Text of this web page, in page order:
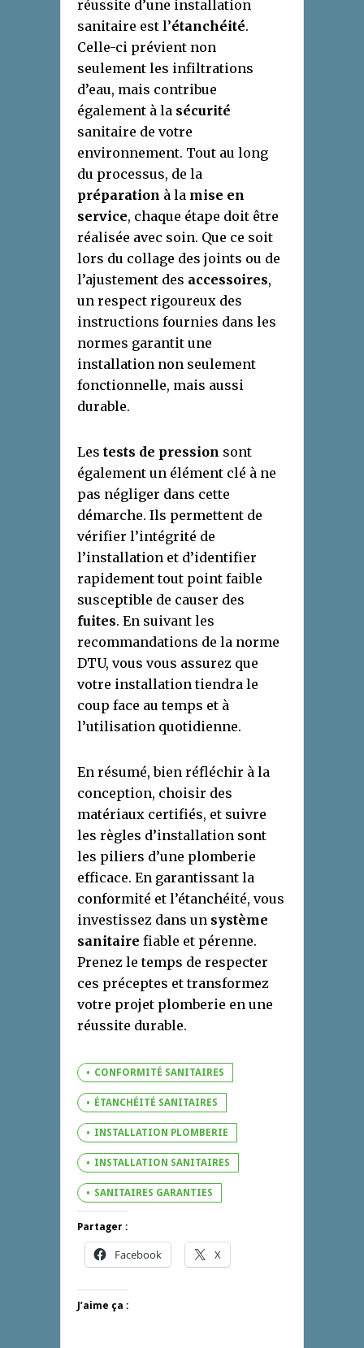
réussite d’une installation
sanitaire est l’étanchéité.
Celle-ci prévient non
seulement les infiltrations
d’eau, mais contribue
également à la sécurité
sanitaire de votre
environnement. Tout au long
du processus, de la
préparation à la mise en
service, chaque étape doit être
réalisée avec soin. Que ce soit
lors du collage des joints ou de
l’ajustement des accessoires,
un respect rigoureux des
instructions fournies dans les
normes garantit une
installation non seulement
fonctionnelle, mais aussi
durable.
Les tests de pression sont
également un élément clé à ne
pas négliger dans cette
démarche. Ils permettent de
vérifier l’intégrité de
l’installation et d’identifier
rapidement tout point faible
susceptible de causer des
fuites. En suivant les
recommandations de la norme
DTU, vous vous assurez que
votre installation tiendra le
coup face au temps et à
l’utilisation quotidienne.
En résumé, bien réfléchir à la
conception, choisir des
matériaux certifiés, et suivre
les règles d’installation sont
les piliers d’une plomberie
efficace. En garantissant la
conformité et l’étanchéité, vous
investissez dans un système
sanitaire fiable et pérenne.
Prenez le temps de respecter
ces préceptes et transformez
votre projet plomberie en une
réussite durable.
CONFORMITÉ SANITAIRES
ÉTANCHÉITÉ SANITAIRES
INSTALLATION PLOMBERIE
INSTALLATION SANITAIRES
SANITAIRES GARANTIES
Partager :
Facebook X
J’aime ça :